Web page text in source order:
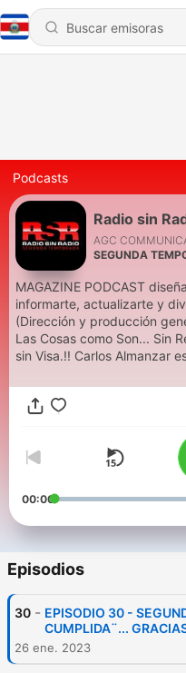
Podcasts
Radio sin
AGC
SEGUNDA
MAGAZINE PODCAST
informarte, actualizarte y
(Dirección y producción general),
Las Cosas como Son... Sin
sin Visa.!! Carlos Almanzar
Desperdicios!! Te invita al
misterioso mundo de Lo
Ñapa sin Pedirla. Además, Datos Insólitos, Cine sin Taquilla a
00:00
Episodios
30 - EPISODIO 30 -
CUMPLIDA¨...
26 ene. 2023